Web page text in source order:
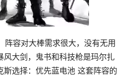
阵容对大棒需求很大，没有无用
风大剑，鬼书和科技枪是玛尔扎
斯选择：优先蓝电池 这套阵容的